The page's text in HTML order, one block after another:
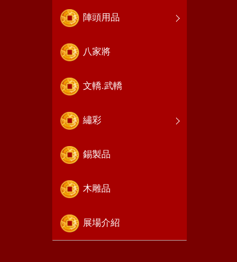
陣頭用品
八家將
文轎.武轎
繡彩
錫製品
木雕品
展場介紹